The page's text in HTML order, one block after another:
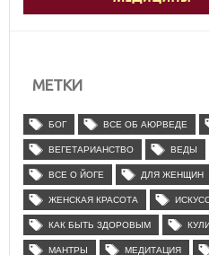
МЕТКИ
БОГ ВСЕ ОБ АЮРВЕДЕ
ВЕГЕТАРИАНСТВО ВЕДЫ
ВСЕ О ЙОГЕ ДЛЯ ЖЕНЩИН
ЖЕНСКАЯ КРАСОТА
КАК БЫТЬ ЗДОРОВЫМ
МАНТРЫ МЕДИТАЦИЯ